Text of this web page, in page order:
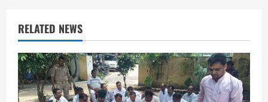
RELATED NEWS